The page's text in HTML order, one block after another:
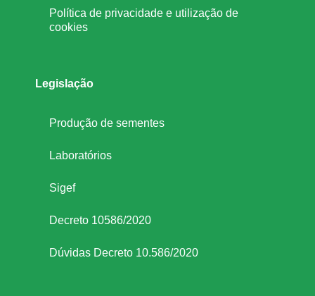
Política de privacidade e utilização de
cookies
Legislação
Produção de sementes
Laboratórios
Sigef
Decreto 10586/2020
Dúvidas Decreto 10.586/2020